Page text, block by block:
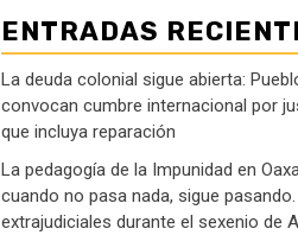
ENTRADAS
La deuda colonial sigue abierta:
convocan cumbre internacional por
que incluya reparación
La pedagogía de la Impunidad en
cuando no pasa nada, sigue
extrajudiciales durante el sexenio de